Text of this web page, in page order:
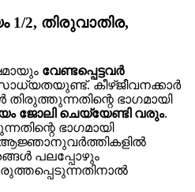
1/2, തിരുവാതിര,
വേണ്ടപ്പെട്ടവർ
കീഴ്ജീവനക്കാർ
ഭാഗമായി
ജോലി ചെയ്യേണ്ടി വരും.
ഭാഗമായി
പലപ്പോഴും